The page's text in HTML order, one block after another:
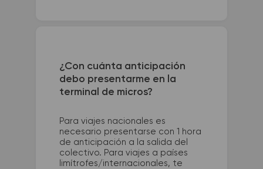
¿Con cuánta anticipación
debo presentarme en la
terminal de micros?
Para viajes nacionales es
necesario presentarse con 1 hora
de anticipación a la salida del
colectivo. Para viajes a países
limítrofes/internacionales, te